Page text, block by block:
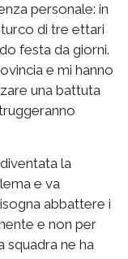
personale: in
di tre ettari
festa da giorni.
e mi hanno
una battuta
la
e va
abbattere i
e non per
squadra ne ha